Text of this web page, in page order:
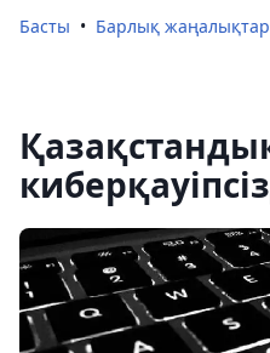
Басты Барлық жаңалықтар